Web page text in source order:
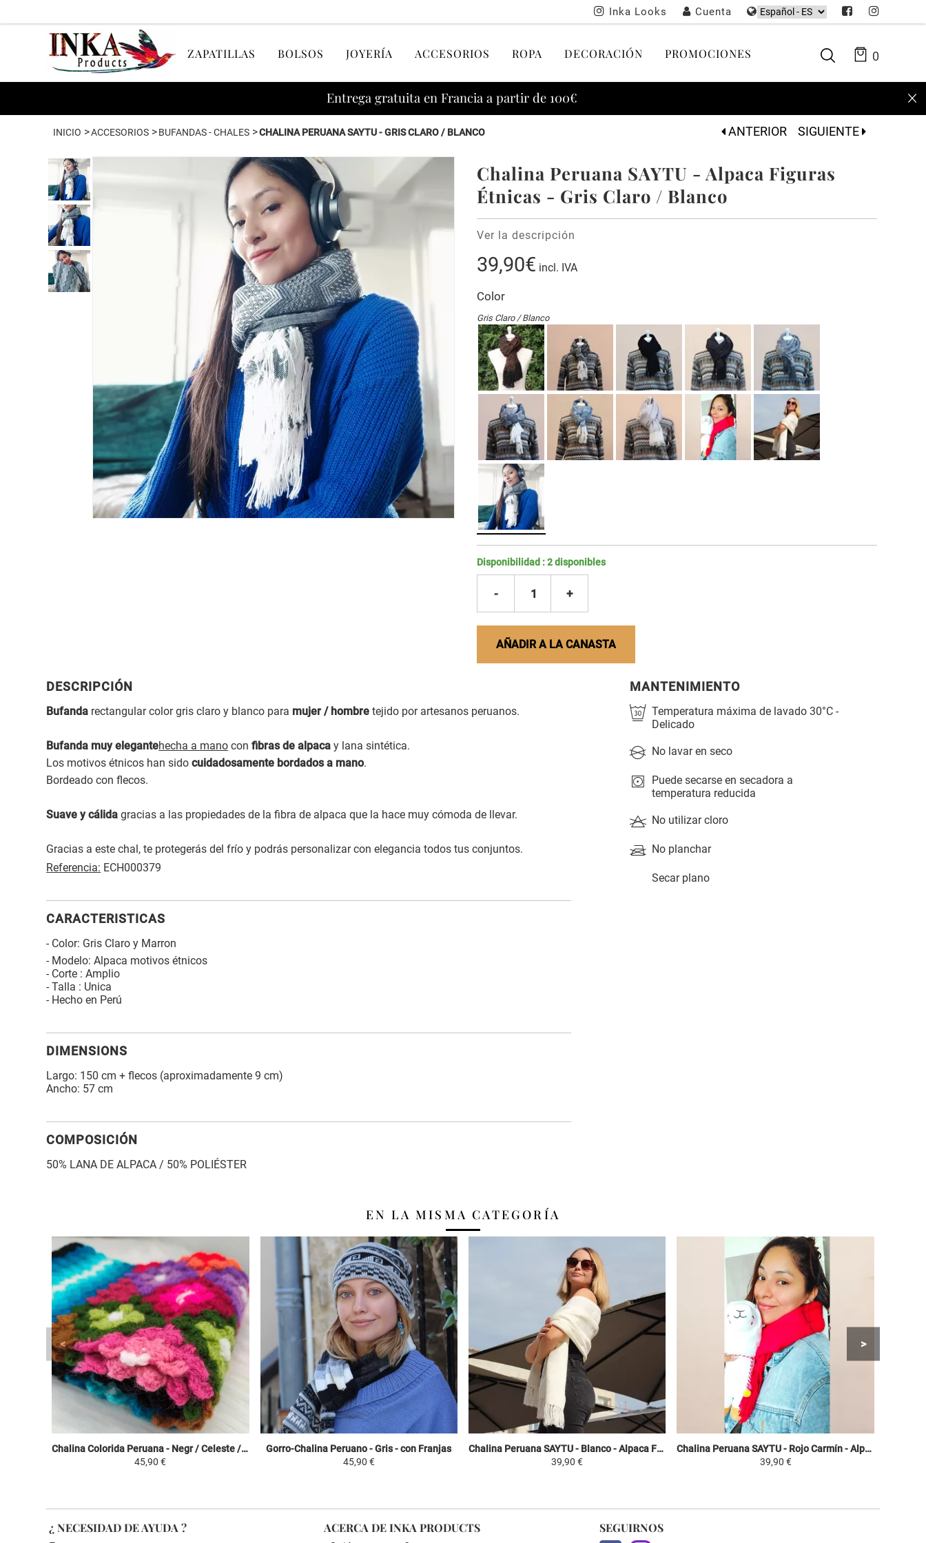
Inka Looks Cuenta
ZAPATILLAS BOLSOS JOYERÍA ACCESORIOS ROPA DECORACIÓN PROMOCIONES 0
Entrega gratuita en Francia a partir de 100€
INICIO >ACCESORIOS >BUFANDAS - CHALES >CHALINA PERUANA SAYTU - GRIS CLARO / BLANCO ANTERIOR SIGUIENTE
Chalina Peruana SAYTU - Alpaca Figuras
Étnicas - Gris Claro / Blanco
Ver la descripción
39,90€ incl. IVA
Color
Gris Claro / Blanco
Disponibilidad :2disponibles
- 1 +
AÑADIR A LA CANASTA
DESCRIPCIÓN
Bufanda rectangular color gris claro y blanco para mujer / hombre tejido por artesanos peruanos.
Bufanda muy elegantehecha a mano confibras de alpaca y lana sintética.
Los motivos étnicos han sidocuidadosamente bordados a mano.
Bordeado con flecos.
Suave y cálida gracias a las propiedades de la fibra de alpaca que la hace muy cómoda de llevar.
Gracias a este chal, te protegerás del frío y podrás personalizar con elegancia todos tus conjuntos.
Referencia: ECH000379
CARACTERISTICAS
- Color: Gris Claro y Marron
- Modelo: Alpaca motivos étnicos
- Corte : Amplio
- Talla : Unica
- Hecho en Perú
DIMENSIONS
Largo: 150 cm + flecos (aproximadamente 9 cm)
Ancho: 57 cm
COMPOSICIÓN
50% LANA DE ALPACA / 50% POLIÉSTER
MANTENIMIENTO
Temperatura máxima de lavado 30°C -
Delicado
No lavar en seco
Puede secarse en secadora a
temperatura reducida
No utilizar cloro
No planchar
Secar plano
EN LA MISMA CATEGORÍA
Chalina Colorida Peruana - Negr / Celeste / Colorido - Crochet Huancavelica
45,90 €
Gorro-Chalina Peruano - Gris - con Franjas
45,90 €
Chalina Peruana SAYTU - Blanco - Alpaca Figuras Étnicas
39,90 €
Chalina Peruana SAYTU - Rojo Carmín - Alpaca Figuras Étnicas
39,90 €
¿ NECESIDAD DE AYUDA ? ACERCA DE INKA PRODUCTS SEGUIRNOS